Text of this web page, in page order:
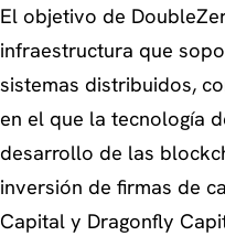
El objetivo de
infraestructura que
sistemas distribuidos,
en el que la tecnología
desarrollo de las
inversión de firmas de
Capital y Dragonfly